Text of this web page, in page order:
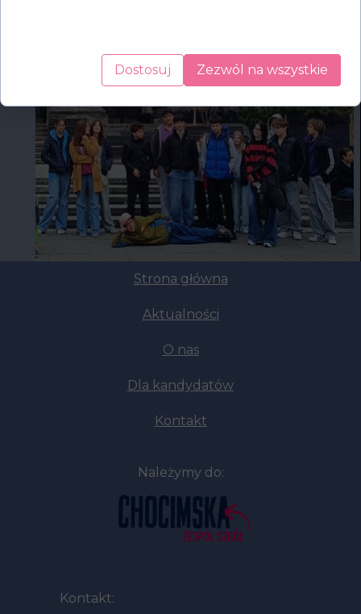
Strona główna
Aktualności
O nas
Dla kandydatów
Kontakt
Należymy do:
Kontakt:
Dostosuj Zezwól na wszystkie